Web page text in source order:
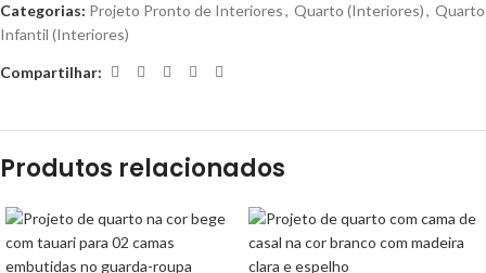
Categorias: Projeto Pronto de Interiores, Quarto (Interiores), Quarto
Infantil (Interiores)
Compartilhar:
Produtos relacionados